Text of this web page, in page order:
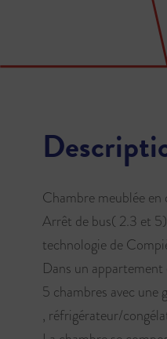
Chambre meublée
Arrêt de bus( 2.3 et
technologie de
Dans un
5 chambres avec une
, réfrigérateur/